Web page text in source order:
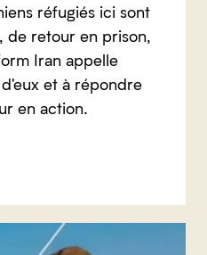
réfugiés ici sont
de retour en prison,
Iran appelle
et à répondre
en action.